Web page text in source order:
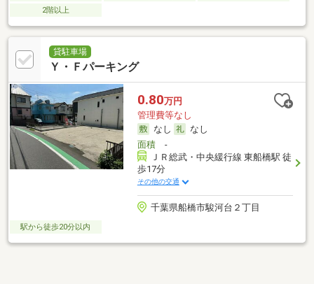
2階以上
貸駐車場
Ｙ・Ｆパーキング
0.80万円
管理費等なし
なし
なし
面積-
ＪＲ総武・中央緩行線 東船橋駅 徒
歩17分
その他の交通
千葉県船橋市駿河台２丁目
駅から徒歩20分以内